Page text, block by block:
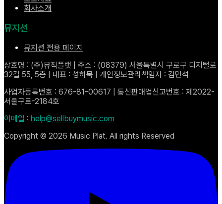
회사소개
뮤지션
뮤지션 전용 페이지
상호명 : (주)뮤직플랫 | 주소 : (08379) 서울특별시 구로구 디지털로
32길 55, 5층 | 대표 : 성하묵 | 개인정보관리책임자 : 김민석
사업자등록번호 : 676-81-00617 | 통신판매업신고번호 : 제2022-
서울구로-2184호
이메일 : help@sellbuymusic.com
Copyright © 2026 Music Plat. All rights Reserved